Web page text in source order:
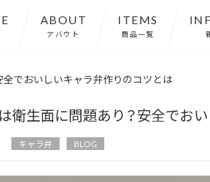
ABOUT
アバウト
ITEMS
商品一覧
でおいしいキャラ弁作りのコツとは
衛生面に問題あり？安全でお
キャラ弁 BLOG